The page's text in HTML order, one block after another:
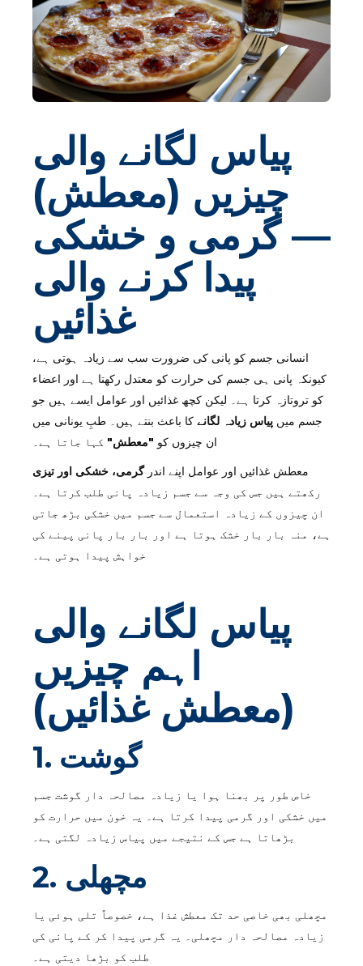
پیاس لگانے والی
چیزیں (معطش)
— گرمی و خشکی
پیدا کرنے والی
غذائیں
انسانی جسم کو پانی کی ضرورت سب سے زیادہ ہوتی ہے،
کیونکہ پانی ہی جسم کی حرارت کو معتدل رکھتا ہے اور اعضاء
کو تروتازہ کرتا ہے۔ لیکن کچھ غذائیں اور عوامل ایسے ہیں جو
جسم میں پیاس زیادہ لگانے کا باعث بنتے ہیں۔ طبِ یونانی میں
ان چیزوں کو "معطش" کہا جاتا ہے۔
معطش غذائیں اور عوامل اپنے اندرگرمی، خشکی اور تیزی
رکھتے ہیں جس کی وجہ سے جسم زیادہ پانی طلب کرتا ہے۔
ان چیزوں کے زیادہ استعمال سے جسم میں خشکی بڑھ جاتی
ہے، منہ بار بار خشک ہوتا ہے اور بار بار پانی پینے کی
خواہش پیدا ہوتی ہے۔
پیاس لگانے والی
اہم چیزیں
(معطش غذائیں)
1. گوشت
خاص طور پر بھنا ہوا یا زیادہ مصالحہ دار گوشت جسم
میں خشکی اور گرمی پیدا کرتا ہے۔ یہ خون میں حرارت کو
بڑھاتا ہے جس کے نتیجے میں پیاس زیادہ لگتی ہے۔
2. مچھلی
مچھلی بھی خاصی حد تک معطش غذا ہے، خصوصاً تلی ہوئی یا
زیادہ مصالحہ دار مچھلی۔ یہ گرمی پیدا کر کے پانی کی
طلب کو بڑھا دیتی ہے۔